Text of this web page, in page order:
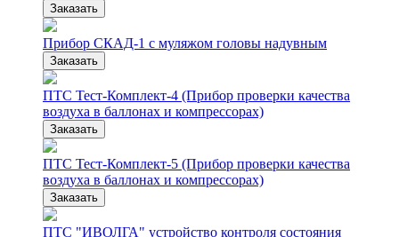
Заказать
Прибор СКАД-1 с муляжом головы надувным
Заказать
ПТС Тест-Комплект-4 (Прибор проверки качества
воздуха в баллонах и компрессорах)
Заказать
ПТС Тест-Комплект-5 (Прибор проверки качества
воздуха в баллонах и компрессорах)
Заказать
ПТС "ИВОЛГА" устройство контроля состояния